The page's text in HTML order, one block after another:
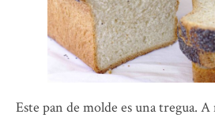
Este pan de molde es una tregua.